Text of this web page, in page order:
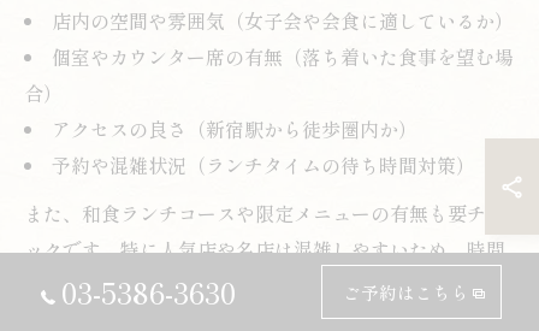
店内の空間や雰囲気（女子会や会食に適しているか）
個室やカウンター席の有無（落ち着いた食事を望む場
合）
アクセスの良さ（新宿駅から徒歩圏内か）
予約や混雑状況（ランチタイムの待ち時間対策）
また、和食ランチコースや限定メニューの有無も要チェ
ックです。特に人気店や名店は混雑しやすいため、時間
に余裕を持った計画や事前予約が失敗を防ぐポイントと
03-5386-3630 ご予約はこちら